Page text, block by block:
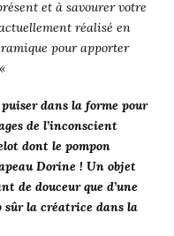
et à savourer votre
réalisé en
pour apporter
dans la forme pour
de l’inconscient
dont le pompon
Dorine ! Un objet
de douceur que d’une
la créatrice dans la